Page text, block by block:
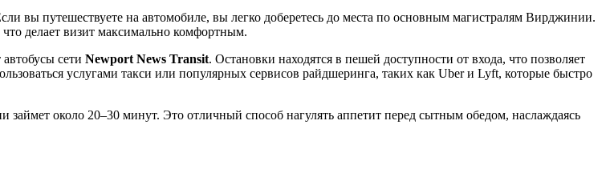
вы путешествуете на автомобиле, вы легко доберетесь до места по основным магистралям Вирджинии.
делает визит максимально комфортным.
сети Newport News Transit. Остановки находятся в пешей доступности от входа, что позволяет
услугами такси или популярных сервисов райдшеринга, таких как Uber и Lyft, которые быстро
займет около 20–30 минут. Это отличный способ нагулять аппетит перед сытным обедом, наслаждаясь